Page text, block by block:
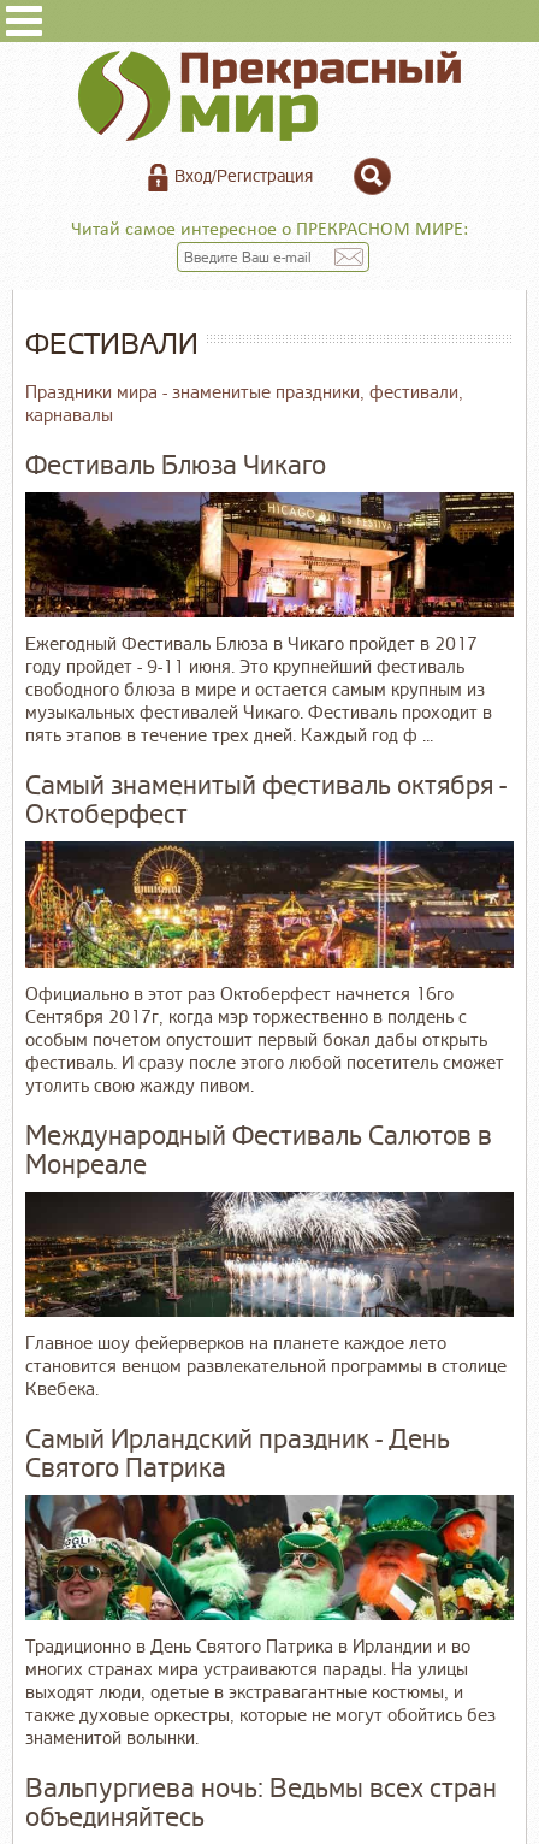
Вход/Регистрация
Читай самое интересное о ПРЕКРАСНОМ МИРЕ:
ФЕСТИВАЛИ
Праздники мира - знаменитые праздники, фестивали,
карнавалы
Фестиваль Блюза Чикаго
Ежегодный Фестиваль Блюза в Чикаго пройдет в 2017
году пройдет - 9-11 июня. Это крупнейший фестиваль
свободного блюза в мире и остается самым крупным из
музыкальных фестивалей Чикаго. Фестиваль проходит в
пять этапов в течение трех дней. Каждый год ф ...
Самый знаменитый фестиваль октября -
Октоберфест
Официально в этот раз Октоберфест начнется 16го
Сентября 2017г, когда мэр торжественно в полдень с
особым почетом опустошит первый бокал дабы открыть
фестиваль. И сразу после этого любой посетитель сможет
утолить свою жажду пивом.
Международный Фестиваль Салютов в
Монреале
Главное шоу фейерверков на планете каждое лето
становится венцом развлекательной программы в столице
Квебека.
Самый Ирландский праздник - День
Святого Патрика
Традиционно в День Святого Патрика в Ирландии и во
многих странах мира устраиваются парады. На улицы
выходят люди, одетые в экстравагантные костюмы, и
также духовые оркестры, которые не могут обойтись без
знаменитой волынки.
Вальпургиева ночь: Ведьмы всех стран
объединяйтесь